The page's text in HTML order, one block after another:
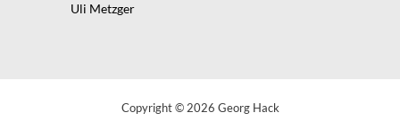
Uli Metzger
Copyright © 2026 Georg Hack